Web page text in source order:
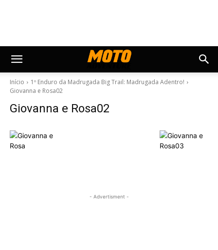
Início
1º Enduro da Madrugada Big Trail: Madrugada Adentro!
Giovanna e Rosa02
Giovanna e Rosa02
- Advertisment -